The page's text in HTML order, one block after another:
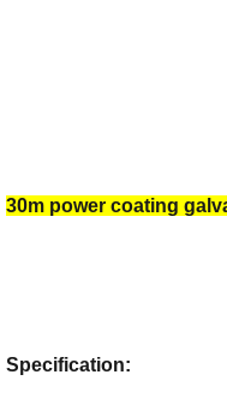
30m power coating
Specification: